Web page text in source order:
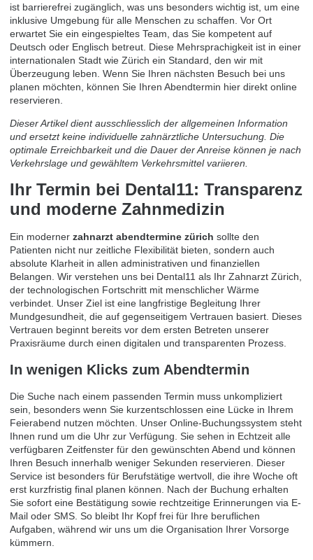
ist barrierefrei zugänglich, was uns besonders wichtig ist, um eine
inklusive Umgebung für alle Menschen zu schaffen. Vor Ort
erwartet Sie ein eingespieltes Team, das Sie kompetent auf
Deutsch oder Englisch betreut. Diese Mehrsprachigkeit ist in einer
internationalen Stadt wie Zürich ein Standard, den wir mit
Überzeugung leben. Wenn Sie Ihren nächsten Besuch bei uns
planen möchten, können Sie Ihren Abendtermin hier direkt online
reservieren
Dieser Artikel dient ausschliesslich der allgemeinen Information
und ersetzt keine individuelle zahnärztliche Untersuchung. Die
optimale Erreichbarkeit und die Dauer der Anreise können je nach
Verkehrslage und gewähltem Verkehrsmittel variieren.
Ihr Termin bei Dental11: Transparenz
und moderne Zahnmedizin
Ein moderner zahnarzt abendtermine zürich sollte den
Patienten nicht nur zeitliche Flexibilität bieten, sondern auch
absolute Klarheit in allen administrativen und finanziellen
Belangen. Wir verstehen uns bei Dental11 als Ihr Zahnarzt Zürich,
der technologischen Fortschritt mit menschlicher Wärme
verbindet. Unser Ziel ist eine langfristige Begleitung Ihrer
Mundgesundheit, die auf gegenseitigem Vertrauen basiert. Dieses
Vertrauen beginnt bereits vor dem ersten Betreten unserer
Praxisräume durch einen digitalen und transparenten Prozess.
In wenigen Klicks zum Abendtermin
Die Suche nach einem passenden Termin muss unkompliziert
sein, besonders wenn Sie kurzentschlossen eine Lücke in Ihrem
Feierabend nutzen möchten. Unser Online-Buchungssystem steht
Ihnen rund um die Uhr zur Verfügung. Sie sehen in Echtzeit alle
verfügbaren Zeitfenster für den gewünschten Abend und können
Ihren Besuch innerhalb weniger Sekunden reservieren. Dieser
Service ist besonders für Berufstätige wertvoll, die ihre Woche oft
erst kurzfristig final planen können. Nach der Buchung erhalten
Sie sofort eine Bestätigung sowie rechtzeitige Erinnerungen via E-
Mail oder SMS. So bleibt Ihr Kopf frei für Ihre beruflichen
Aufgaben, während wir uns um die Organisation Ihrer Vorsorge
kümmern.